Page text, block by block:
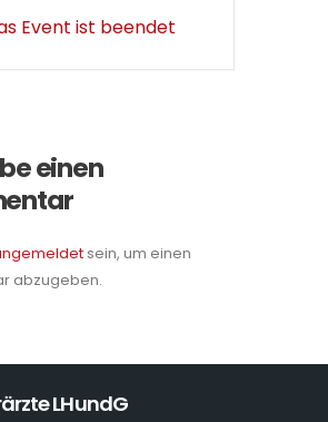
Event ist beendet
einen
sein, um einen
abzugeben.
LHundG